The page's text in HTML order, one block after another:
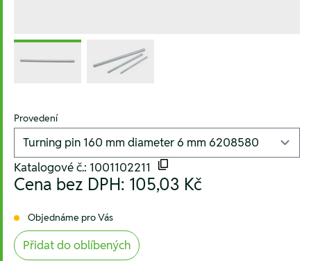
Provedení
Katalogové č.: 1001102211
Cena bez DPH: 105,03 Kč
Objednáme pro Vás
Přidat do oblíbených